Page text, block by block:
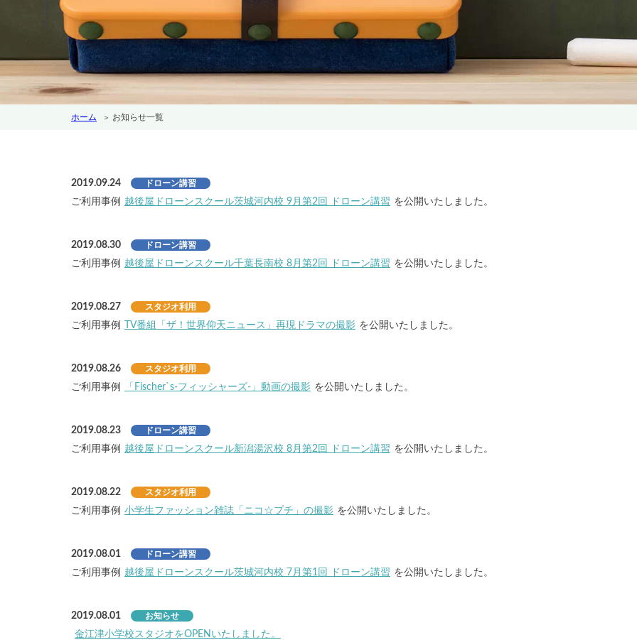
ホーム お知らせ一覧
2019.09.24 ドローン講習
ご利用事例 越後屋ドローンスクール茨城河内校 9月第2回 ドローン講習 を公開いたしました。
2019.08.30 ドローン講習
ご利用事例 越後屋ドローンスクール千葉長南校 8月第2回 ドローン講習 を公開いたしました。
2019.08.27 スタジオ利用
ご利用事例 TV番組「ザ！世界仰天ニュース」再現ドラマの撮影 を公開いたしました。
2019.08.26 スタジオ利用
ご利用事例 「Fischer`s-フィッシャーズ-」動画の撮影 を公開いたしました。
2019.08.23 ドローン講習
ご利用事例 越後屋ドローンスクール新潟湯沢校 8月第2回 ドローン講習 を公開いたしました。
2019.08.22 スタジオ利用
ご利用事例 小学生ファッション雑誌「ニコ☆プチ」の撮影 を公開いたしました。
2019.08.01 ドローン講習
ご利用事例 越後屋ドローンスクール茨城河内校 7月第1回 ドローン講習 を公開いたしました。
2019.08.01 お知らせ
金江津小学校スタジオをOPENいたしました。